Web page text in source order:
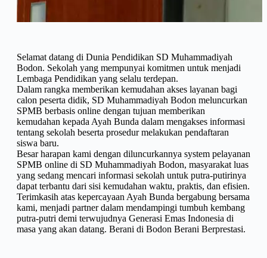
Selamat datang di Dunia Pendidikan SD Muhammadiyah
Bodon. Sekolah yang mempunyai komitmen untuk menjadi
Lembaga Pendidikan yang selalu terdepan.
Dalam rangka memberikan kemudahan akses layanan bagi
calon peserta didik, SD Muhammadiyah Bodon meluncurkan
SPMB berbasis online dengan tujuan memberikan
kemudahan kepada Ayah Bunda dalam mengakses informasi
tentang sekolah beserta prosedur melakukan pendaftaran
siswa baru.
Besar harapan kami dengan diluncurkannya system pelayanan
SPMB online di SD Muhammadiyah Bodon, masyarakat luas
yang sedang mencari informasi sekolah untuk putra-putirinya
dapat terbantu dari sisi kemudahan waktu, praktis, dan efisien.
Terimkasih atas kepercayaan Ayah Bunda bergabung bersama
kami, menjadi partner dalam mendampingi tumbuh kembang
putra-putri demi terwujudnya Generasi Emas Indonesia di
masa yang akan datang. Berani di Bodon Berani Berprestasi.